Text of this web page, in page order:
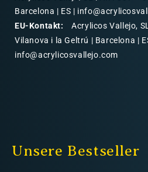
Barcelona | ES |
EU-Kontakt:
Acrylicos Vallejo,
Vilanova i la Geltrú | Barcelona |
info@acrylicosvallejo.com
Unsere Bestseller